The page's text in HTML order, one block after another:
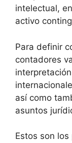
intelectual,
activo
Para definir
contadores
así como
asuntos
Estos son